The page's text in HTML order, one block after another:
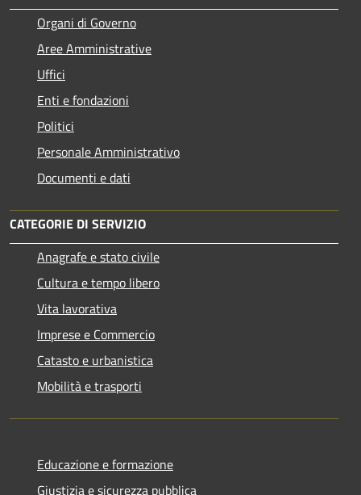
Organi di Governo
Aree Amministrative
Uffici
Enti e fondazioni
Politici
Personale Amministrativo
Documenti e dati
CATEGORIE DI SERVIZIO
Anagrafe e stato civile
Cultura e tempo libero
Vita lavorativa
Imprese e Commercio
Catasto e urbanistica
Mobilità e trasporti
Educazione e formazione
Giustizia e sicurezza pubblica